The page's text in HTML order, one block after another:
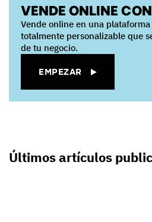
VENDE ONLINE
Vende online en una plataforma
totalmente personalizable que
de tu negocio.
EMPEZAR
Últimos artículos